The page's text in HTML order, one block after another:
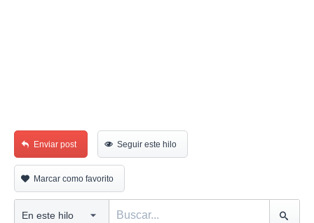
Enviar post Seguir este hilo
Marcar como favorito